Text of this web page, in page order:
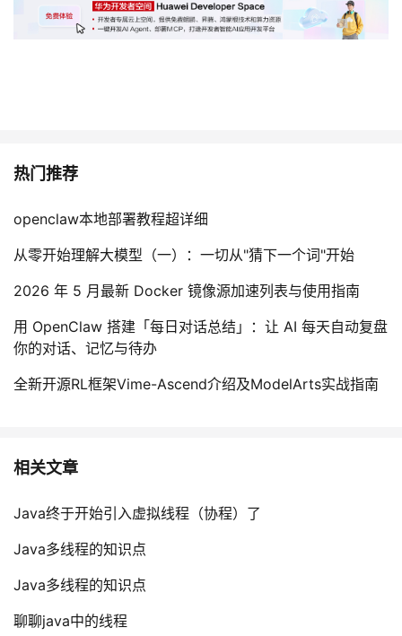
热门推荐
openclaw本地部署教程超详细
从零开始理解大模型（一）：一切从"猜下一个词"开始
2026 年 5 月最新 Docker 镜像源加速列表与使用指南
用 OpenClaw 搭建「每日对话总结」：让 AI 每天自动复盘
你的对话、记忆与待办
全新开源RL框架Vime-Ascend介绍及ModelArts实战指南
相关文章
Java终于开始引入虚拟线程（协程）了
Java多线程的知识点
Java多线程的知识点
聊聊java中的线程